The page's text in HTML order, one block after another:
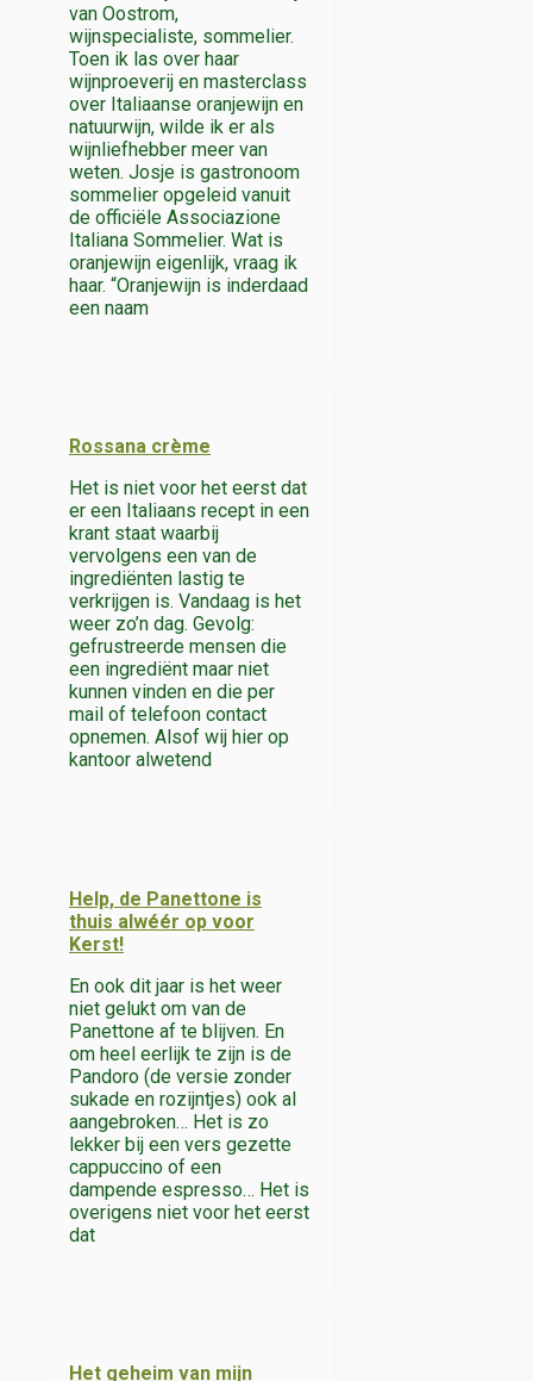
van Oostrom,
wijnspecialiste, sommelier.
Toen ik las over haar
wijnproeverij en masterclass
over Italiaanse oranjewijn en
natuurwijn, wilde ik er als
wijnliefhebber meer van
weten. Josje is gastronoom
sommelier opgeleid vanuit
de officiële Associazione
Italiana Sommelier. Wat is
oranjewijn eigenlijk, vraag ik
haar. “Oranjewijn is inderdaad
een naam
Rossana crème
Het is niet voor het eerst dat
er een Italiaans recept in een
krant staat waarbij
vervolgens een van de
ingrediënten lastig te
verkrijgen is. Vandaag is het
weer zo’n dag. Gevolg:
gefrustreerde mensen die
een ingrediënt maar niet
kunnen vinden en die per
mail of telefoon contact
opnemen. Alsof wij hier op
kantoor alwetend
Help, de Panettone is
thuis alwéér op voor
Kerst!
En ook dit jaar is het weer
niet gelukt om van de
Panettone af te blijven. En
om heel eerlijk te zijn is de
Pandoro (de versie zonder
sukade en rozijntjes) ook al
aangebroken… Het is zo
lekker bij een vers gezette
cappuccino of een
dampende espresso… Het is
overigens niet voor het eerst
dat
Het geheim van mijn